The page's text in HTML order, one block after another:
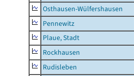
Osthausen-Wülfershausen
Pennewitz
Plaue, Stadt
Rockhausen
Rudisleben